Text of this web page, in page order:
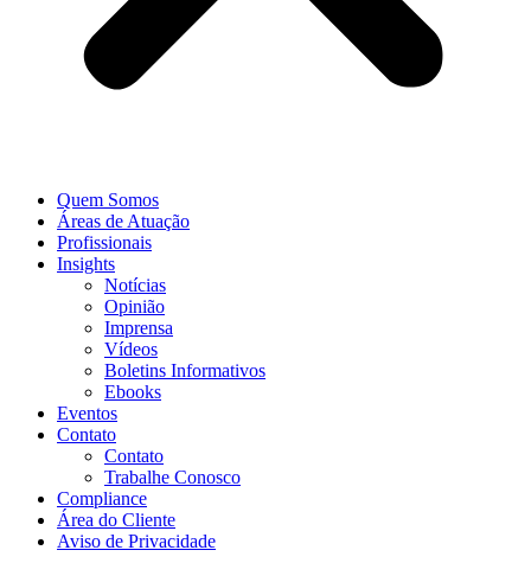
Quem Somos
Áreas de Atuação
Profissionais
Insights
Notícias
Opinião
Imprensa
Vídeos
Boletins Informativos
Ebooks
Eventos
Contato
Contato
Trabalhe Conosco
Compliance
Área do Cliente
Aviso de Privacidade